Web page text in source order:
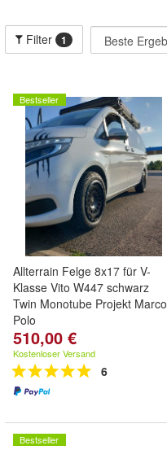
Filter 1
Bestseller
Allterrain Felge 8x17 für V-
Klasse Vito W447 schwarz
Twin Monotube Projekt Marco
Polo
510,00 €
Kostenloser Versand
6
Bestseller